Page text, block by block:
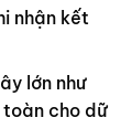
nhận kết
lớn như
toàn cho dữ